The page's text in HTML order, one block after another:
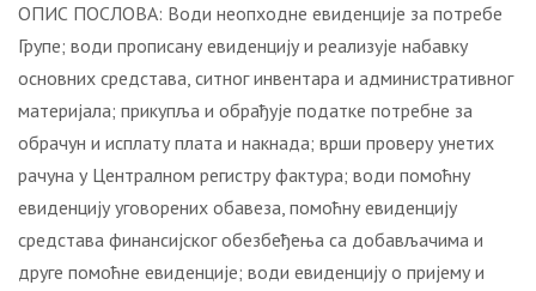
ОПИС ПОСЛОВА: Води неопходне евиденције за потребе
Групе; води прописану евиденцију и реализује набавку
основних средстава, ситног инвентара и административног
материјала; прикупља и обрађује податке потребне за
обрачун и исплату плата и накнада; врши проверу унетих
рачуна у Централном регистру фактура; води помоћну
евиденцију уговорених обавеза, помоћну евиденцију
средстава финансијског обезбеђења са добављачима и
друге помоћне евиденције; води евиденцију о пријему и